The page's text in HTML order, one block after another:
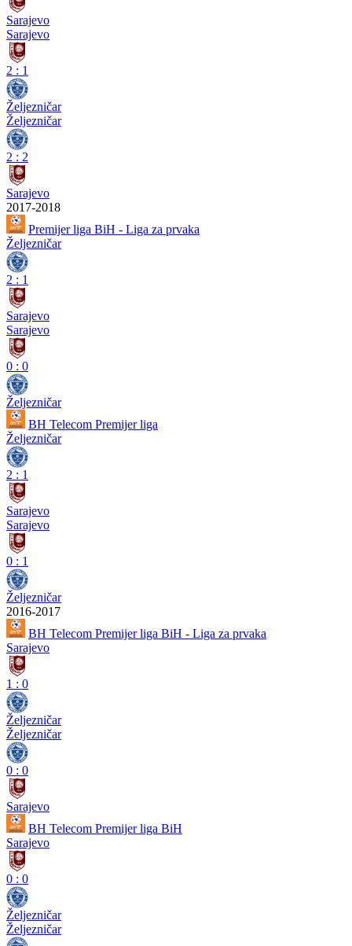
Sarajevo
Sarajevo
2 : 1
Željezničar
Željezničar
2 : 2
Sarajevo
2017-2018
Premijer liga BiH - Liga za prvaka
Željezničar
2 : 1
Sarajevo
Sarajevo
0 : 0
Željezničar
BH Telecom Premijer liga
Željezničar
2 : 1
Sarajevo
Sarajevo
0 : 1
Željezničar
2016-2017
BH Telecom Premijer liga BiH - Liga za prvaka
Sarajevo
1 : 0
Željezničar
Željezničar
0 : 0
Sarajevo
BH Telecom Premijer liga BiH
Sarajevo
0 : 0
Željezničar
Željezničar